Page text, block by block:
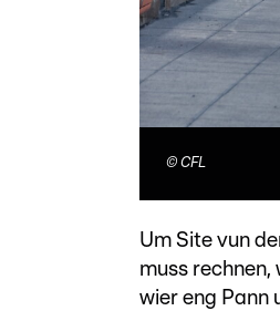
© CFL
Um Site vun
muss
wier eng Pann